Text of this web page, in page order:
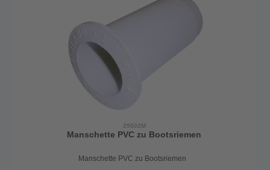
29502M
Manschette PVC zu Bootsriemen
Manschette PVC zu Bootsriemen